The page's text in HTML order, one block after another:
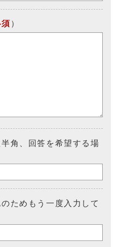
）
角、回答を希望する場
ためもう一度入力して